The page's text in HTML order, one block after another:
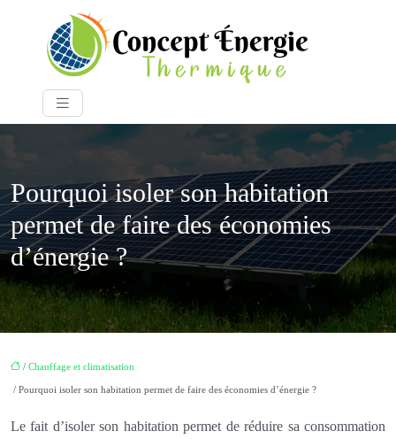
Pourquoi isoler son habitation
permet de faire des économies
d’énergie ?
/ Chauffage et climatisation
/ Pourquoi isoler son habitation permet de faire des économies d’énergie ?
Le fait d’isoler son habitation permet de réduire sa consommation